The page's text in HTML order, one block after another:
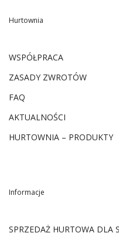
Hurtownia
WSPÓŁPRACA
ZASADY ZWROTÓW
FAQ
AKTUALNOŚCI
HURTOWNIA – PRODUKTY
Informacje
SPRZEDAŻ HURTOWA DLA